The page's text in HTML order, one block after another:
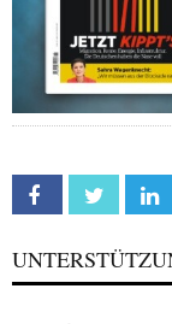
Facebook Twitter